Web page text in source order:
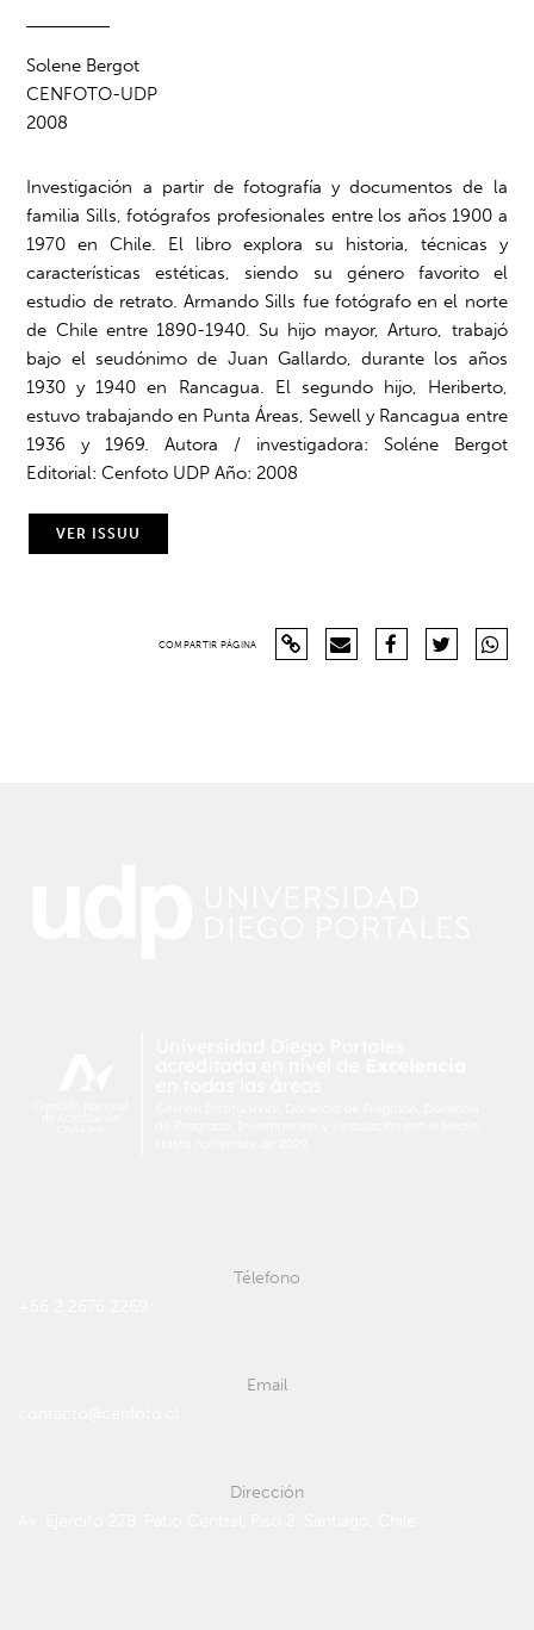
Solene Bergot
CENFOTO-UDP
2008
Investigación a partir de fotografía y documentos de la
familia Sills, fotógrafos profesionales entre los años 1900 a
1970 en Chile. El libro explora su historia, técnicas y
características estéticas, siendo su género favorito el
estudio de retrato. Armando Sills fue fotógrafo en el norte
de Chile entre 1890-1940. Su hijo mayor, Arturo, trabajó
bajo el seudónimo de Juan Gallardo, durante los años
1930 y 1940 en Rancagua. El segundo hijo, Heriberto,
estuvo trabajando en Punta Áreas, Sewell y Rancagua entre
1936 y 1969. Autora / investigadora: Soléne Bergot
Editorial: Cenfoto UDP Año: 2008
VER ISSUU
COMPARTIR PÁGINA
Télefono
Email
Dirección